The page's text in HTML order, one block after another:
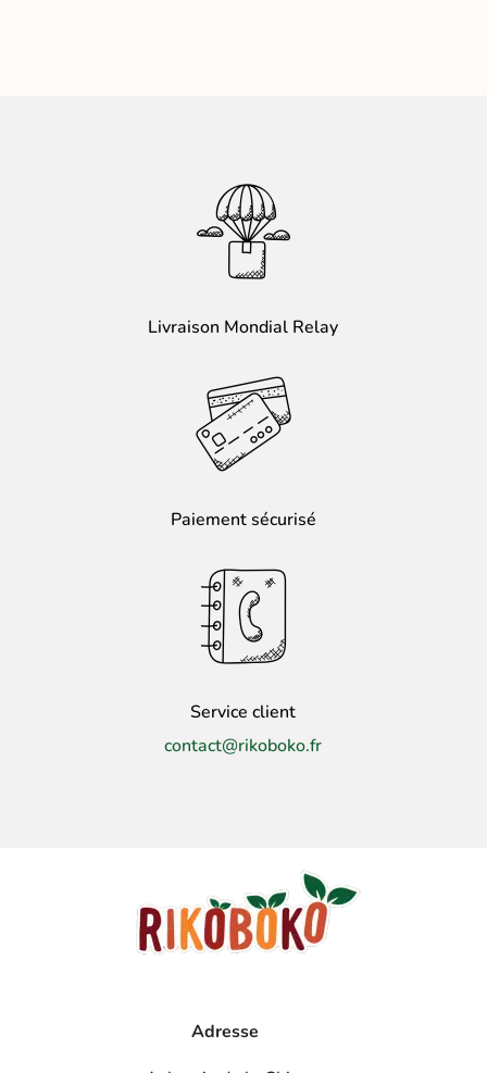
Livraison Mondial Relay
Paiement sécurisé
Service client
contact@rikoboko.fr
Adresse